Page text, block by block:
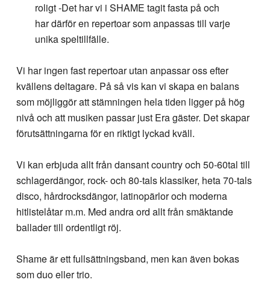
roligt -Det har vi i SHAME tagit fasta på och
har därför en repertoar som anpassas till varje
unika speltillfälle.
Vi har ingen fast repertoar utan anpassar oss efter
kvällens deltagare. På så vis kan vi skapa en balans
som möjliggör att stämningen hela tiden ligger på hög
nivå och att musiken passar just Era gäster. Det skapar
förutsättningarna för en riktigt lyckad kväll.
Vi kan erbjuda allt från dansant country och 50-60tal till
schlagerdängor, rock- och 80-tals klassiker, heta 70-tals
disco, hårdrocksdängor, latinopärlor och moderna
hitlistelåtar m.m. Med andra ord allt från smäktande
ballader till ordentligt röj.
Shame är ett fullsättningsband, men kan även bokas
som duo eller trio.